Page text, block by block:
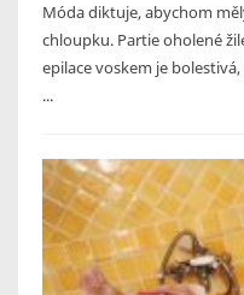
Móda diktuje, abychom
chloupku. Partie oholené
epilace voskem je
...